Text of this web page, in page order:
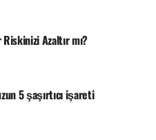
Azaltır mı?
5 şaşırtıcı işareti